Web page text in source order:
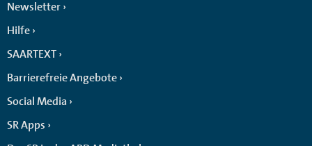
Newsletter
Hilfe
SAARTEXT
Barrierefreie Angebote
Social Media
SR Apps